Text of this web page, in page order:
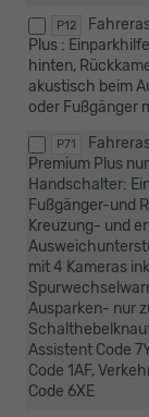
P12
Plus :
hinten,
akustisch beim
oder Fußgänger
P71
Premium Plus
Handschalter:
Fußgänger-und
Kreuzung- und
mit 4 Kameras
Ausparken- nur
Assistent Code
Code 1AF,
Code 6XE